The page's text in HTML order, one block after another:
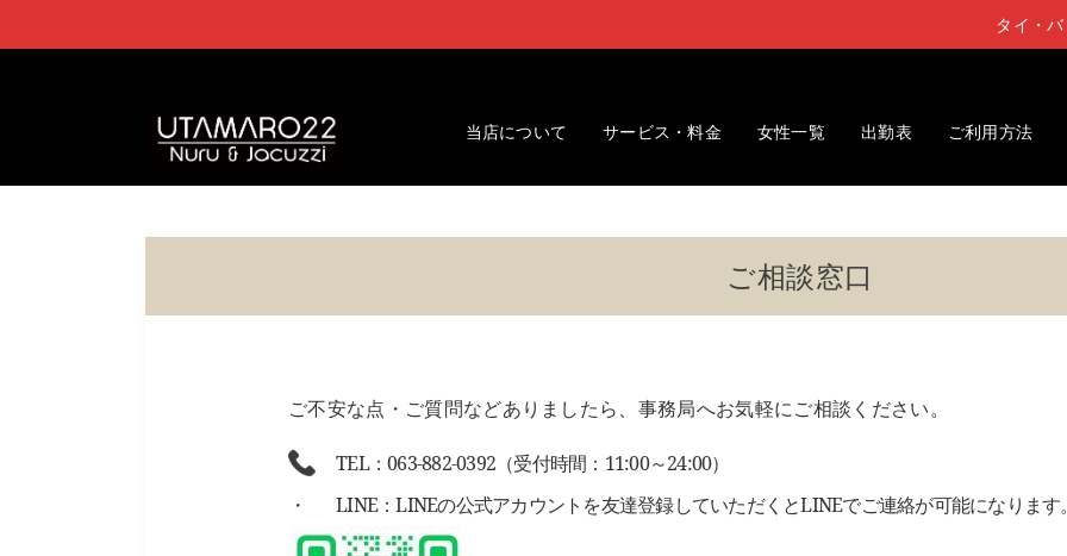
タイ・
当店について サービス・料金 女性一覧 出勤表 ご利用方法
ご相談窓口
ご不安な点・ご質問などありましたら、事務局へお気軽にご相談ください。
TEL：063-882-0392（受付時間：11:00～24:00）
LINE：LINEの公式アカウントを友達登録していただくとLINEでご連絡が可能になります